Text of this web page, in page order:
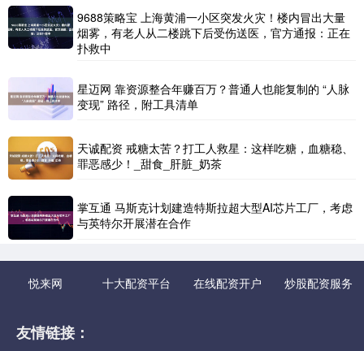
9688策略宝 上海黄浦一小区突发火灾！楼内冒出大量
烟雾，有老人从二楼跳下后受伤送医，官方通报：正在
扑救中
星迈网 靠资源整合年赚百万？普通人也能复制的 “人脉
变现” 路径，附工具清单
天诚配资 戒糖太苦？打工人救星：这样吃糖，血糖稳、
罪恶感少！_甜食_肝脏_奶茶
掌互通 马斯克计划建造特斯拉超大型AI芯片工厂，考虑
与英特尔开展潜在合作
悦来网 十大配资平台 在线配资开户 炒股配资服务
友情链接：